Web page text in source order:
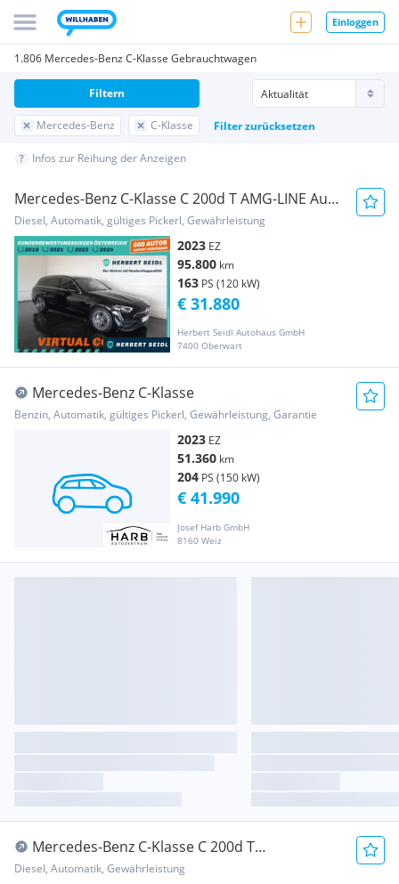
Einloggen
1.806 Mercedes-Benz C-Klasse Gebrauchtwagen
Mercedes-Benz C-Klasse Filter zurücksetzen
Filtern
Infos zur Reihung der Anzeigen
Mercedes-Benz C-Klasse C 200d T AMG-LINE Aut.
*HIGH PERF LED / NAVI / ...
Diesel, Automatik, gültiges Pickerl, Gewährleistung
2023 EZ
95.800 km
163 PS (120 kW)
Herbert Seidl Autohaus GmbH
7400 Oberwart
€ 31.880
Mercedes-Benz C-Klasse
Benzin, Automatik, gültiges Pickerl, Gewährleistung, Garantie
2023 EZ
51.360 km
204 PS (150 kW)
Josef Harb GmbH
8160 Weiz
€ 41.990
Mercedes-Benz C-Klasse C 200d T
**AHK**LED**KAMERA****WIE NEU
Diesel, Automatik, Gewährleistung